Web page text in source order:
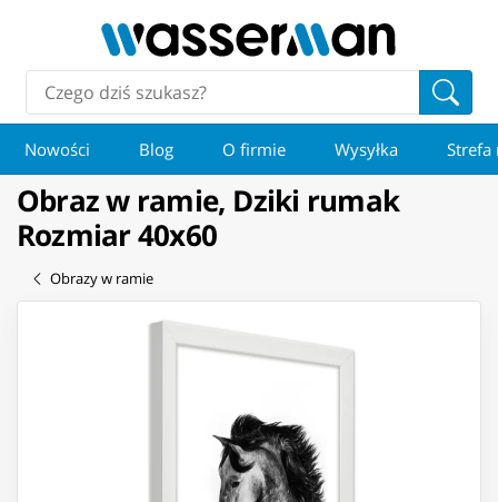
Nowości Blog O firmie Wysyłka Strefa
Obraz w ramie, Dziki rumak
Rozmiar 40x60
Obrazy w ramie